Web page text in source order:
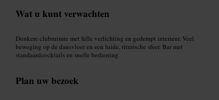
Wat u kunt verwachten
Donkere clubruimte met felle verlichting en gedempt interieur. Veel
beweging op de dansvloer en een luide, ritmische sfeer. Bar met
standaardcocktails en snelle bediening.
Plan uw bezoek